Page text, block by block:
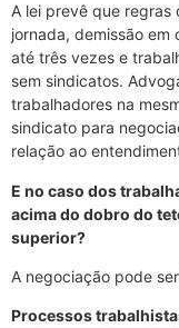
A lei prevê que
jornada, demissão em
até três vezes e
sem sindicatos.
trabalhadores na
sindicato para
relação ao
E no caso dos
acima do dobro do
superior?
A negociação pode
Processos